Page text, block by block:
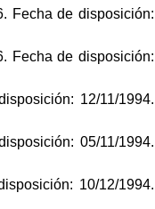
Fecha de disposición:
Fecha de disposición:
12/11/1994.
05/11/1994.
10/12/1994.